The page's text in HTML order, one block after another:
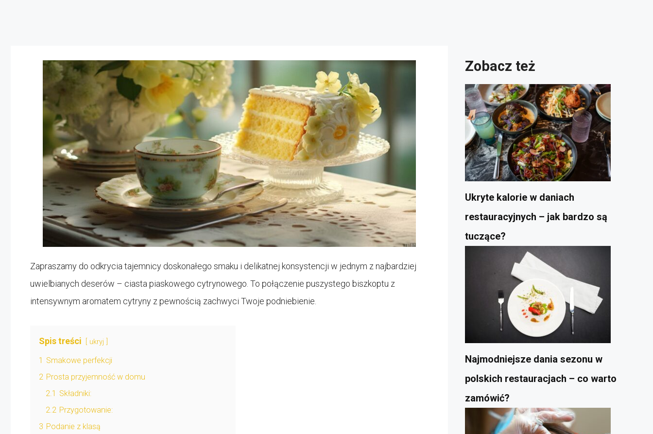
Zapraszamy do odkrycia tajemnicy doskonałego smaku i delikatnej konsystencji w jednym z najbardziej
uwielbianych deserów – ciasta piaskowego cytrynowego. To połączenie puszystego biszkoptu z
intensywnym aromatem cytryny z pewnością zachwyci Twoje podniebienie.
Spis treści ukryj
1 Smakowe perfekcji
2 Prosta przyjemność w domu
2.1 Składniki:
2.2 Przygotowanie:
3 Podanie z klasą
Zobacz też
Ukryte kalorie w daniach
restauracyjnych – jak bardzo są
tuczące?
Najmodniejsze dania sezonu w
polskich restauracjach – co warto
zamówić?